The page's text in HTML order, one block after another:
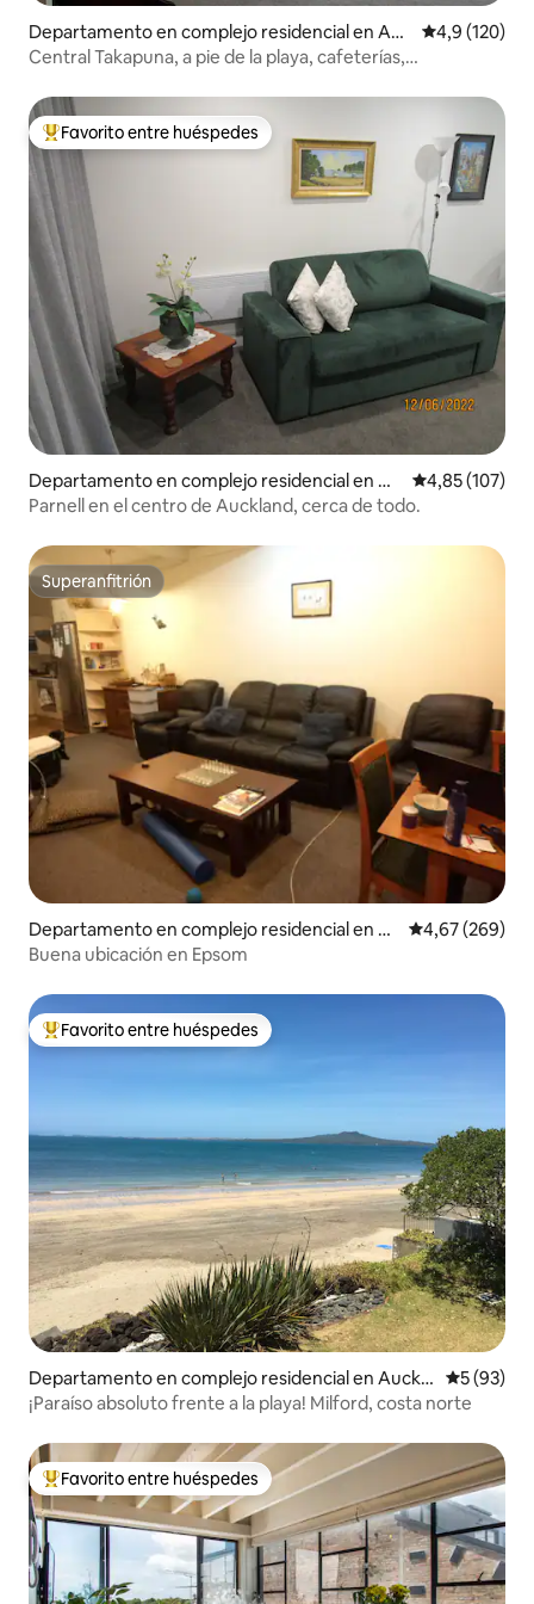
Departamento en complejo residencial en Auc
kland
Calificación
4,9 (120)
Central Takapuna, a pie de la playa, cafeterías,
Favorito entre los huéspedes más destacados
Favorito entre huéspedes
Departamento en complejo residencial en Au
ckland
Calificación
4,85 (107)
Parnell en el centro de Auckland, cerca de todo.
Superanfitrión
Superanfitrión
Departamento en complejo residencial en A
uckland
Calificación
4,67 (269)
Buena ubicación en Epsom
Favorito entre los huéspedes más destacados
Favorito entre huéspedes
Departamento en complejo residencial en Auckla
nd
5 (93)
¡Paraíso absoluto frente a la playa! Milford, costa norte
Favorito entre los huéspedes más destacados
Favorito entre huéspedes